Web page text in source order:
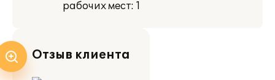
рабочих мест: 1
Отзыв клиента